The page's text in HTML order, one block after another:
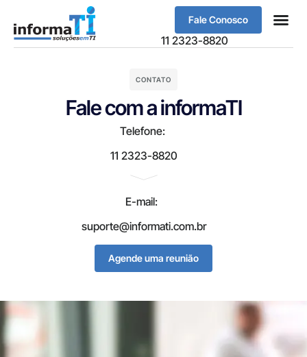
Fale Conosco
11 2323-8820
CONTATO
Fale com a informaTI
Telefone:
11 2323-8820
E-mail:
suporte@informati.com.br
Agende uma reunião